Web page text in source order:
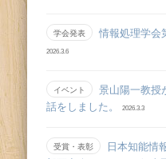
学会発表 情報処理学会
2026.3.6
イベント
景山陽一教授
話をしました。
2026.3.3
受賞・表彰
日本知能情